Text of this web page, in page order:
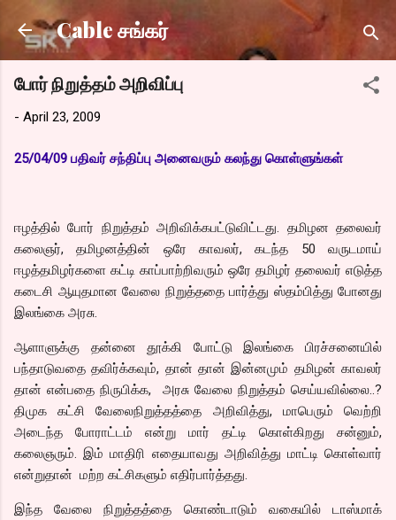
Skip to main content
Cable சங்கர்
போர் நிறுத்தம் அறிவிப்பு
- April 23, 2009
25/04/09 பதிவர் சந்திப்பு அனைவரும் கலந்து கொள்ளுங்கள்
ஈழத்தில் போர் நிறுத்தம் அறிவிக்கபட்டுவிட்டது. தமிழன தலைவர்
கலைஞர், தமிழனத்தின் ஒரே காவலர், கடந்த 50 வருடமாய்
ஈழத்தமிழர்களை கட்டி காப்பாற்றிவரும் ஒரே தமிழர் தலைவர் எடுத்த
கடைசி ஆயுதமான வேலை நிறுத்ததை பார்த்து ஸ்தம்பித்து போனது
இலங்கை அரசு.
ஆளாளுக்கு தன்னை தூக்கி போட்டு இலங்கை பிரச்சனையில்
பந்தாடுவதை தவிர்க்கவும், தான் தான் இன்னமும் தமிழன் காவலர்
தான் என்பதை நிருபிக்க, அரசு வேலை நிறுத்தம் செய்யவில்லை..?
திமுக கட்சி வேலைநிறுத்தத்தை அறிவித்து, மாபெரும் வெற்றி
அடைந்த போராட்டம் என்று மார் தட்டி கொள்கிறது சன்னும்,
கலைஞரும். இம் மாதிரி எதையாவது அறிவித்து மாட்டி கொள்வார்
என்றுதான் மற்ற கட்சிகளும் எதிர்பார்த்தது.
இந்த வேலை நிறுத்தத்தை கொண்டாடும் வகையில் டாஸ்மாக்